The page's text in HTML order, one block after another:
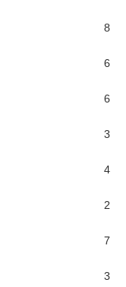
8
6
6
3
4
2
7
3